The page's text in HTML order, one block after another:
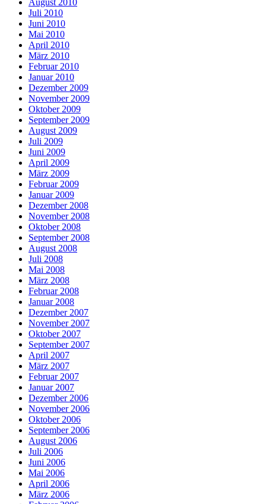
Juli 2010
Juni 2010
Mai 2010
April 2010
März 2010
Februar 2010
Januar 2010
Dezember 2009
November 2009
Oktober 2009
September 2009
August 2009
Juli 2009
Juni 2009
April 2009
März 2009
Februar 2009
Januar 2009
Dezember 2008
November 2008
Oktober 2008
September 2008
August 2008
Juli 2008
Mai 2008
März 2008
Februar 2008
Januar 2008
Dezember 2007
November 2007
Oktober 2007
September 2007
April 2007
März 2007
Februar 2007
Januar 2007
Dezember 2006
November 2006
Oktober 2006
September 2006
August 2006
Juli 2006
Juni 2006
Mai 2006
April 2006
März 2006